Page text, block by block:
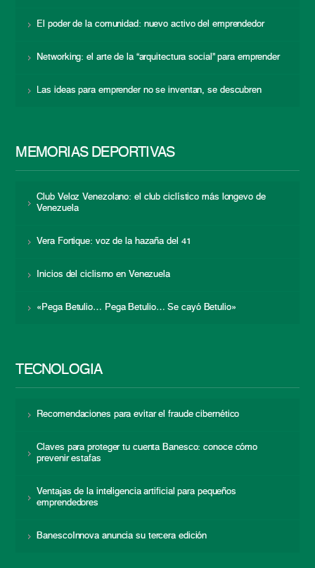
El poder de la comunidad: nuevo activo del emprendedor
Networking: el arte de la “arquitectura social” para emprender
Las ideas para emprender no se inventan, se descubren
MEMORIAS DEPORTIVAS
Club Veloz Venezolano: el club ciclístico más longevo de
Venezuela
Vera Fortique: voz de la hazaña del 41
Inicios del ciclismo en Venezuela
«Pega Betulio… Pega Betulio… Se cayó Betulio»
TECNOLOGÍA
Recomendaciones para evitar el fraude cibernético
Claves para proteger tu cuenta Banesco: conoce cómo
prevenir estafas
Ventajas de la inteligencia artificial para pequeños
emprendedores
BanescoInnova anuncia su tercera edición